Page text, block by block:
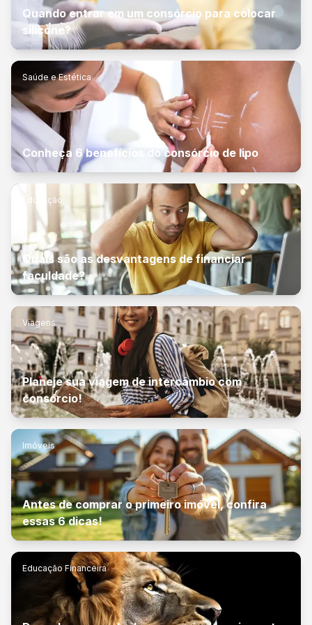
Quando entrar em um consórcio para colocar
silicone?
Saúde e Estética
Conheça 6 benefícios do consórcio de lipo
Educação
Quais são as desvantagens de financiar
faculdade?
Viagens
Planeje sua viagem de intercâmbio com
consórcio!
Imóveis
Antes de comprar o primeiro imóvel, confira
essas 6 dicas!
Educação Financeira